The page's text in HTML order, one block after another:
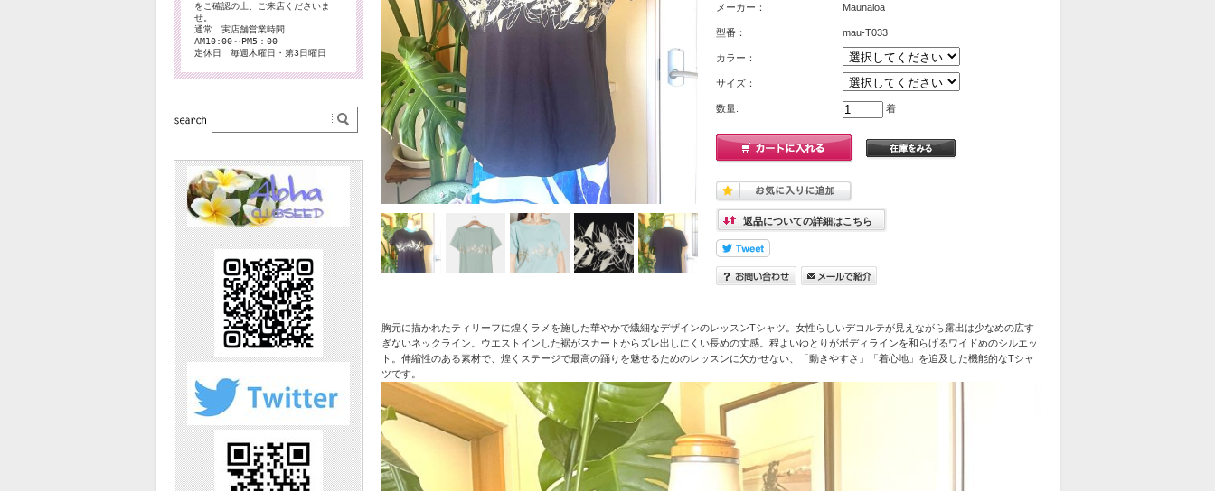
メーカー： Maunaloa
型番： mau-T033
カラー：
サイズ：
数量: 着
返品についての詳細はこちら
胸元に描かれたティリーフに煌くラメを施した華やかで繊細なデザインのレッスンTシャツ。女性らしいデコルテが見えながら露出は少なめの広す
ぎないネックライン。ウエストインした裾がスカートからズレ出しにくい長めの丈感。程よいゆとりがボディラインを和らげるワイドめのシルエッ
ト。伸縮性のある素材で、煌くステージで最高の踊りを魅せるためのレッスンに欠かせない、「動きやすさ」「着心地」を追及した機能的なTシャ
ツです。
をご確認の上、ご来店くださいま
せ。
通常 実店舗営業時間
AM10:00～PM5：00
定休日 毎週木曜日・第3日曜日